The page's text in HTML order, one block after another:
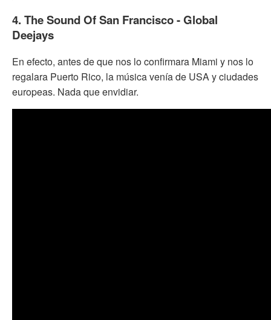
4. The Sound Of San Francisco - Global
Deejays
En efecto, antes de que nos lo confirmara Miami y nos lo
regalara Puerto Rico, la música venía de USA y ciudades
europeas. Nada que envidiar.